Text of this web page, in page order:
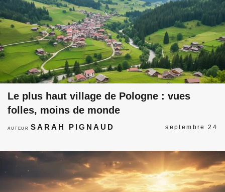
Le plus haut village de Pologne : vues
folles, moins de monde
AUTEURSARAH PIGNAUD septembre 24